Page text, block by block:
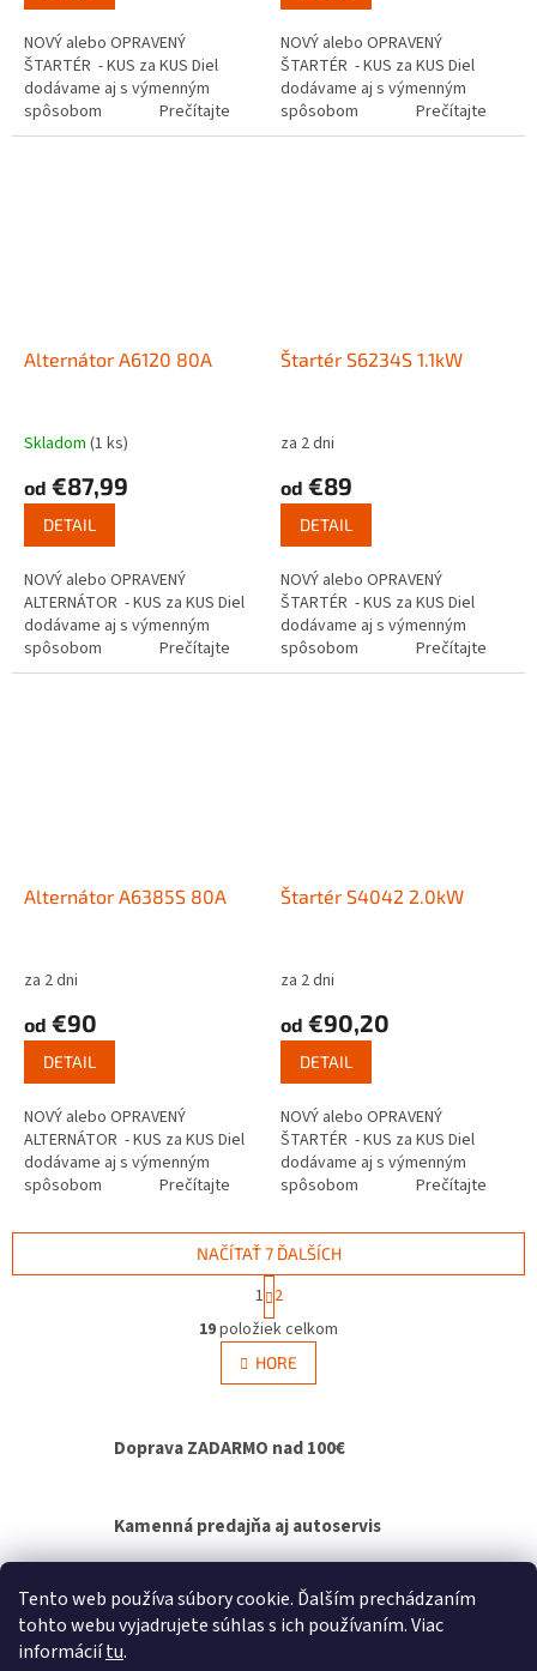
Tento web používa súbory cookie. Ďalším prechádzaním
tohto webu vyjadrujete súhlas s ich používaním. Viac
informáciítu.
NOVÝ alebo OPRAVENÝ
ŠTARTÉR - KUS za KUS Diel
dodávame aj s výmenným
spôsobom Prečítajte
si ako funguje...
NOVÝ alebo OPRAVENÝ
ŠTARTÉR - KUS za KUS Diel
dodávame aj s výmenným
spôsobom Prečítajte
si ako funguje...
Alternátor A6120 80A
Skladom (1 ks)
od €87,99
DETAIL
NOVÝ alebo OPRAVENÝ
ALTERNÁTOR - KUS za KUS Diel
dodávame aj s výmenným
spôsobom Prečítajte
si ako...
Štartér S6234S 1.1kW
za 2 dni
od €89
DETAIL
NOVÝ alebo OPRAVENÝ
ŠTARTÉR - KUS za KUS Diel
dodávame aj s výmenným
spôsobom Prečítajte
si ako funguje...
Alternátor A6385S 80A
za 2 dni
od €90
DETAIL
NOVÝ alebo OPRAVENÝ
ALTERNÁTOR - KUS za KUS Diel
dodávame aj s výmenným
spôsobom Prečítajte
Štartér S4042 2.0kW
za 2 dni
od €90,20
DETAIL
NOVÝ alebo OPRAVENÝ
ŠTARTÉR - KUS za KUS Diel
dodávame aj s výmenným
spôsobom Prečítajte
O
v
l
á
c
p
r
v
k
y
v
NAČÍTAŤ 7 ĎALŠÍCH
S
t
r
á
n
k
a
1 2
19položiek celkom
HORE
Doprava ZADARMO nad 100€
Kamenná predajňa aj autoservis
Výmenný spôsob agregátov - bez čakania na
opravu